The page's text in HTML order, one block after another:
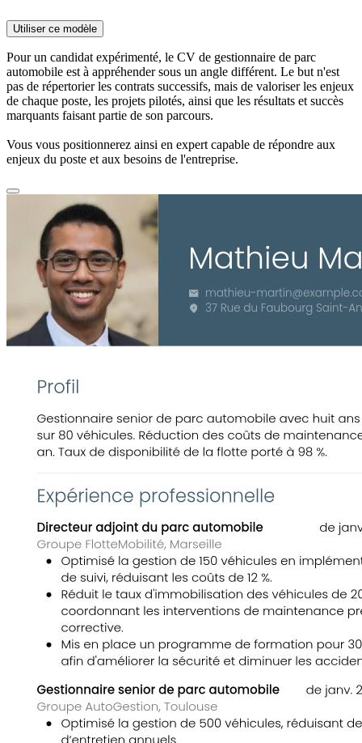
Utiliser ce modèle
Pour un candidat expérimenté, le CV de gestionnaire de parc
automobile est à appréhender sous un angle différent. Le but n'est
pas de répertorier les contrats successifs, mais de valoriser les enjeux
de chaque poste, les projets pilotés, ainsi que les résultats et succès
marquants faisant partie de son parcours.
Vous vous positionnerez ainsi en expert capable de répondre aux
enjeux du poste et aux besoins de l'entreprise.